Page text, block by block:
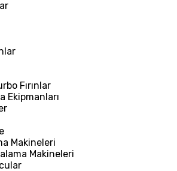
Fırınlar
Ekipmanları
Makineleri
Makineleri